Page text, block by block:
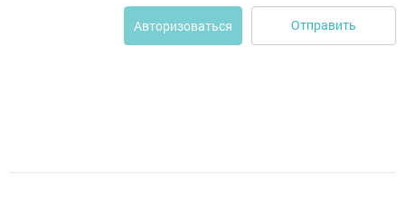
Авторизоваться Отправить